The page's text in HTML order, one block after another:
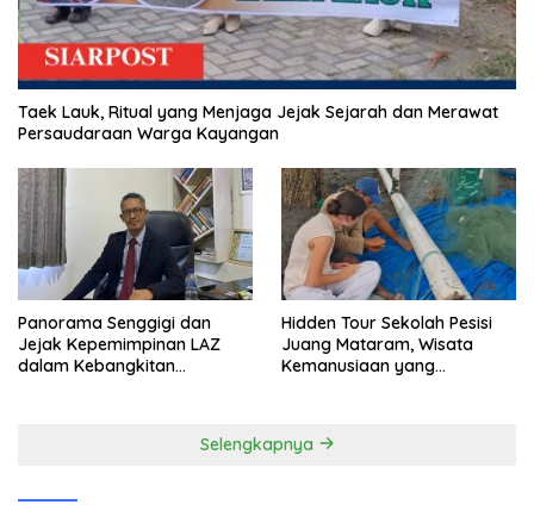
Taek Lauk, Ritual yang Menjaga Jejak Sejarah dan Merawat
Persaudaraan Warga Kayangan
Panorama Senggigi dan
Jejak Kepemimpinan LAZ
dalam Kebangkitan
Hidden Tour Sekolah Pesisi
Juang Mataram, Wisata
Kemanusiaan yang
Selengkapnya